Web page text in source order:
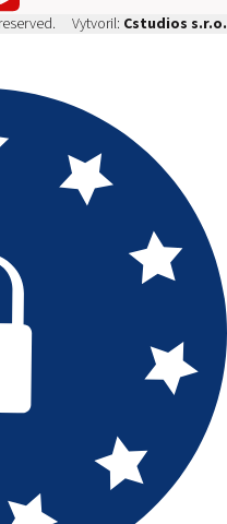
Vytvoril: Cstudios s.r.o.